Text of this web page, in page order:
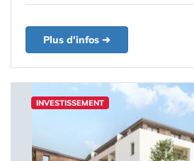
Plus d'infos ➔
INVESTISSEMENT